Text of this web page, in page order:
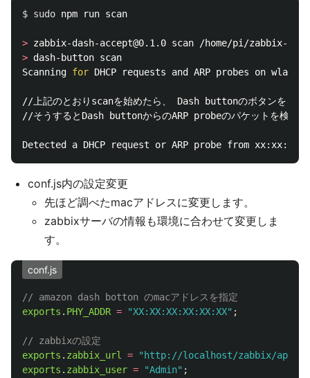
$ sudo npm run scan
>
> dash-button scan
Scanning for DHCP requests and ARP probes on
//上記のとおりscanを始めたら、 Dash buttonのボタンをを押
//そうするとDash buttonからのARP probeのパケットを検知し
conf.js内の設定変更
先ほど調べたmacアドレスに変更します。
zabbixサーバの情報も環境に合わせて変更しま
す。
conf.js
// amazon dash botton のmacアドレスを指定
exports . PHY_ADDR = "XX:XX:XX:XX:XX:XX" ;
// zabbixの設定
exports . zabbix_url = " http://localhost/zabbix/
exports . zabbix_user = "Admin" ;